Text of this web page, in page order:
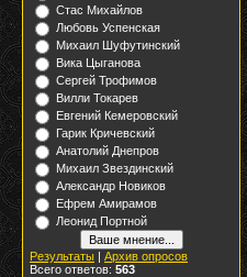
Стас Михайлов
Любовь Успенская
Михаил Шуфутинский
Вика Цыганова
Сергей Трофимов
Вилли Токарев
Евгений Кемеровский
Гарик Кричевский
Анатолий Днепров
Михаил Звездинский
Александр Новиков
Ефрем Амирамов
Леонид Портной
Результаты | Архив опросов
Всего ответов: 563